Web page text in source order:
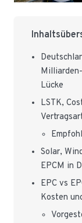
Lücke
LSTK,
Solar,
EPCM in
EPC vs
Kosten